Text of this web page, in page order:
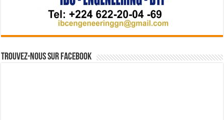
Trouvez-nous sur Facebook